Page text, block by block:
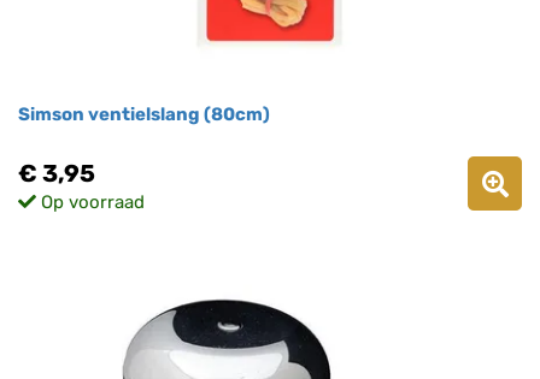
Simson ventielslang (80cm)
€ 3,95
Op voorraad